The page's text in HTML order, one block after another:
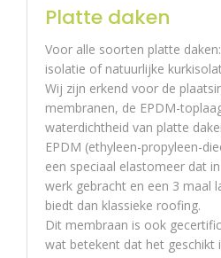
r
goe
de
sta
at
kan
ook
in
aan
mer
kin
g
ko
me
aan
eden.
isolatie
alle
een
beter
te
werk.
Platte daken
Voor alle soorten platte
isolatie of natuurlijke
Wij zijn erkend voor de
membranen, de EPDM-
waterdichtheid van platte
EPDM (ethyleen-propyleen-
een speciaal elastomeer dat
werk gebracht en een 3 maal
biedt dan klassieke roofing.
Dit membraan is ook
wat betekent dat het geschikt